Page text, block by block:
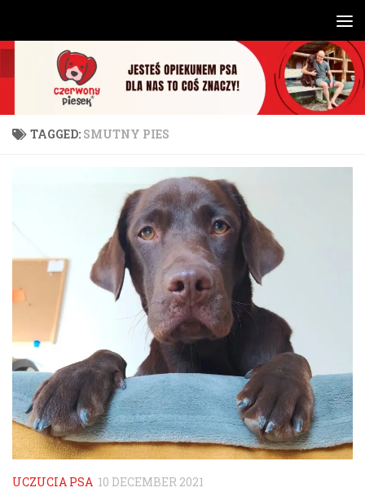
TAGGED: SMUTNY PIES
UCZUCIA PSA 10 DECEMBER 2021